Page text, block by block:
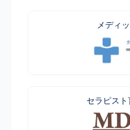
メディ
セラピス